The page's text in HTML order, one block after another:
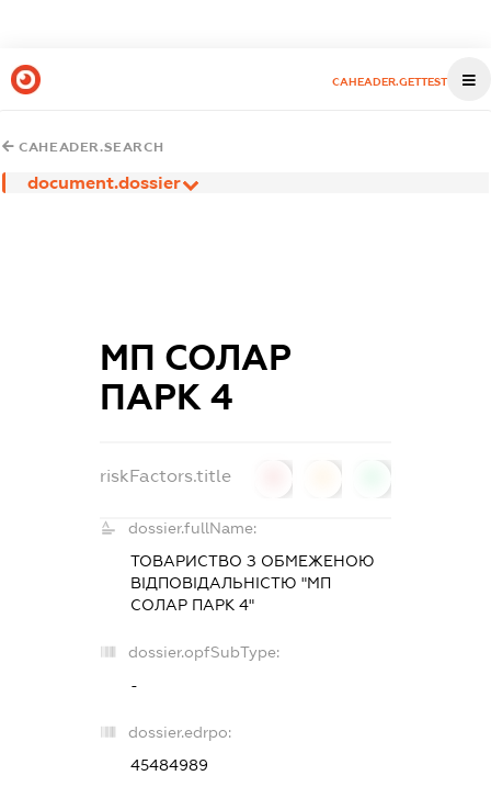
CAHEADER.GETTEST
CAHEADER.SEARCH
document.dossier
МП СОЛАР
ПАРК 4
riskFactors.title
dossier.fullName:
ТОВАРИСТВО З ОБМЕЖЕНОЮ
ВІДПОВІДАЛЬНІСТЮ "МП
СОЛАР ПАРК 4"
dossier.opfSubType:
-
dossier.edrpo:
45484989